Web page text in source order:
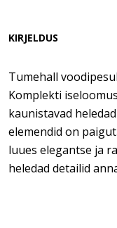
KIRJELDUS
Tumehall
Komplekti
kaunistavad
elemendid on
luues elegantse ja
heledad detailid